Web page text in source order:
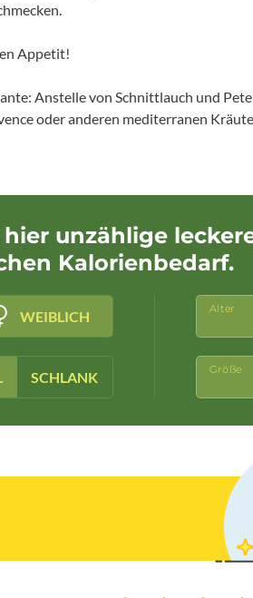
Appetit!
Anstelle von Schnittlauch und
oder anderen mediterranen
hier unzählige
Kalorienbedarf.
WEIBLICH
SCHLANK
Alter
Größe